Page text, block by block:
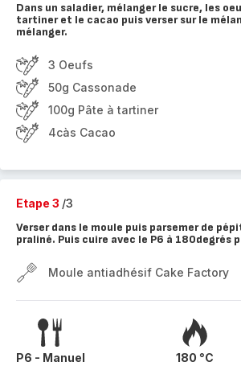
Dans un saladier, mélanger le sucre, les
tartiner et le cacao puis verser sur le
mélanger.
3 Oeufs
50g Cassonade
100g Pâte à tartiner
4càs Cacao
Etape 3 /3
Verser dans le moule puis parsemer de
praliné. Puis cuire avec le P6 à 180degrés
Moule antiadhésif Cake Factory
P6 - Manuel 180 °C